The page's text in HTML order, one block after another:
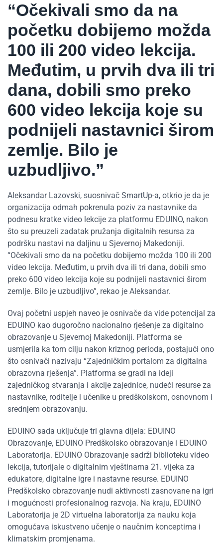
“Očekivali smo da na
početku dobijemo možda
100 ili 200 video lekcija.
Međutim, u prvih dva ili tri
dana, dobili smo preko
600 video lekcija koje su
podnijeli nastavnici širom
zemlje. Bilo je
uzbudljivo.”
Aleksandar Lazovski, suosnivač SmartUp-a, otkrio je da je
organizacija odmah pokrenula poziv za nastavnike da
podnesu kratke video lekcije za platformu EDUINO, nakon
što su preuzeli zadatak pružanja digitalnih resursa za
podršku nastavi na daljinu u Sjevernoj Makedoniji.
“Očekivali smo da na početku dobijemo možda 100 ili 200
video lekcija. Međutim, u prvih dva ili tri dana, dobili smo
preko 600 video lekcija koje su podnijeli nastavnici širom
zemlje. Bilo je uzbudljivo”, rekao je Aleksandar.
Ovaj početni uspjeh naveo je osnivače da vide potencijal za
EDUINO kao dugoročno nacionalno rješenje za digitalno
obrazovanje u Sjevernoj Makedoniji. Platforma se
usmjerila ka tom cilju nakon kriznog perioda, postajući ono
što osnivači nazivaju “Zajedničkim portalom za digitalna
obrazovna rješenja”. Platforma se gradi na ideji
zajedničkog stvaranja i akcije zajednice, nudeći resurse za
nastavnike, roditelje i učenike u predškolskom, osnovnom i
srednjem obrazovanju.
EDUINO sada uključuje tri glavna dijela: EDUINO
Obrazovanje, EDUINO Predškolsko obrazovanje i EDUINO
Laboratorija. EDUINO Obrazovanje sadrži biblioteku video
lekcija, tutorijale o digitalnim vještinama 21. vijeka za
edukatore, digitalne igre i nastavne resurse. EDUINO
Predškolsko obrazovanje nudi aktivnosti zasnovane na igri
i mogućnosti profesionalnog razvoja. Na kraju, EDUINO
Laboratorija je 2D virtuelna laboratorija za nauku koja
omogućava iskustveno učenje o naučnim konceptima i
klimatskim promjenama.